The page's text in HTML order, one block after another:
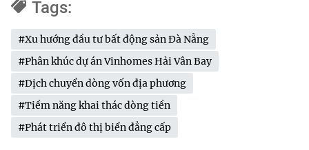
Tags:
#Xu hướng đầu tư bất động sản Đà Nẵng
#Phân khúc dự án Vinhomes Hải Vân Bay
#Dịch chuyển dòng vốn địa phương
#Tiềm năng khai thác dòng tiền
#Phát triển đô thị biển đẳng cấp